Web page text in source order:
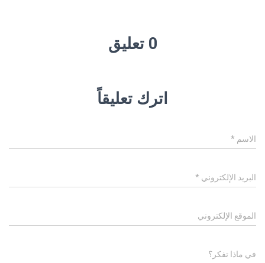
0 تعليق
اترك تعليقاً
الاسم *
البريد الإلكتروني *
الموقع الإلكتروني
في ماذا تفكر؟